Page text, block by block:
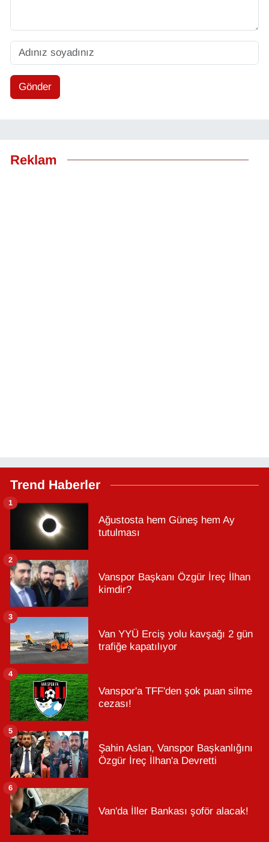
Gönder
Reklam
Trend Haberler
Ağustosta hem Güneş hem Ay
tutulması
1
Vanspor Başkanı Özgür İreç İlhan
kimdir?
2
Van YYÜ Erciş yolu kavşağı 2 gün
trafiğe kapatılıyor
3
Vanspor'a TFF'den şok puan silme
cezası!
4
Şahin Aslan, Vanspor Başkanlığını
Özgür İreç İlhan'a Devretti
5
Van'da İller Bankası şoför alacak!
6